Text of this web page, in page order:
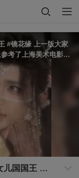
#镜花缘 上一版大家
考了上海美术电影制
模特大赛
还是老祖宗写的古早女尊更带劲～#女儿国国王 #镜花缘 上一版大家说国王妆造不够还原原著，所以这版国王形象参考了上海美术电影制片厂版️希望大家喜欢#2026关注流礼衣华夏汉服模特大赛